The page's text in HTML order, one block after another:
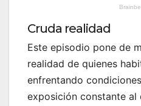
Cruda realidad
Este episodio pone de
realidad de quienes
enfrentando
exposición constante al